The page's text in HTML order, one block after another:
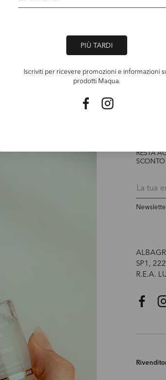
PIÙ TARDI
Iscriviti per ricevere promozioni e informazioni
prodotti Maqua.
FacebookInstagram
RESTA
SCONTO
Email
SP1,
R.E.A.